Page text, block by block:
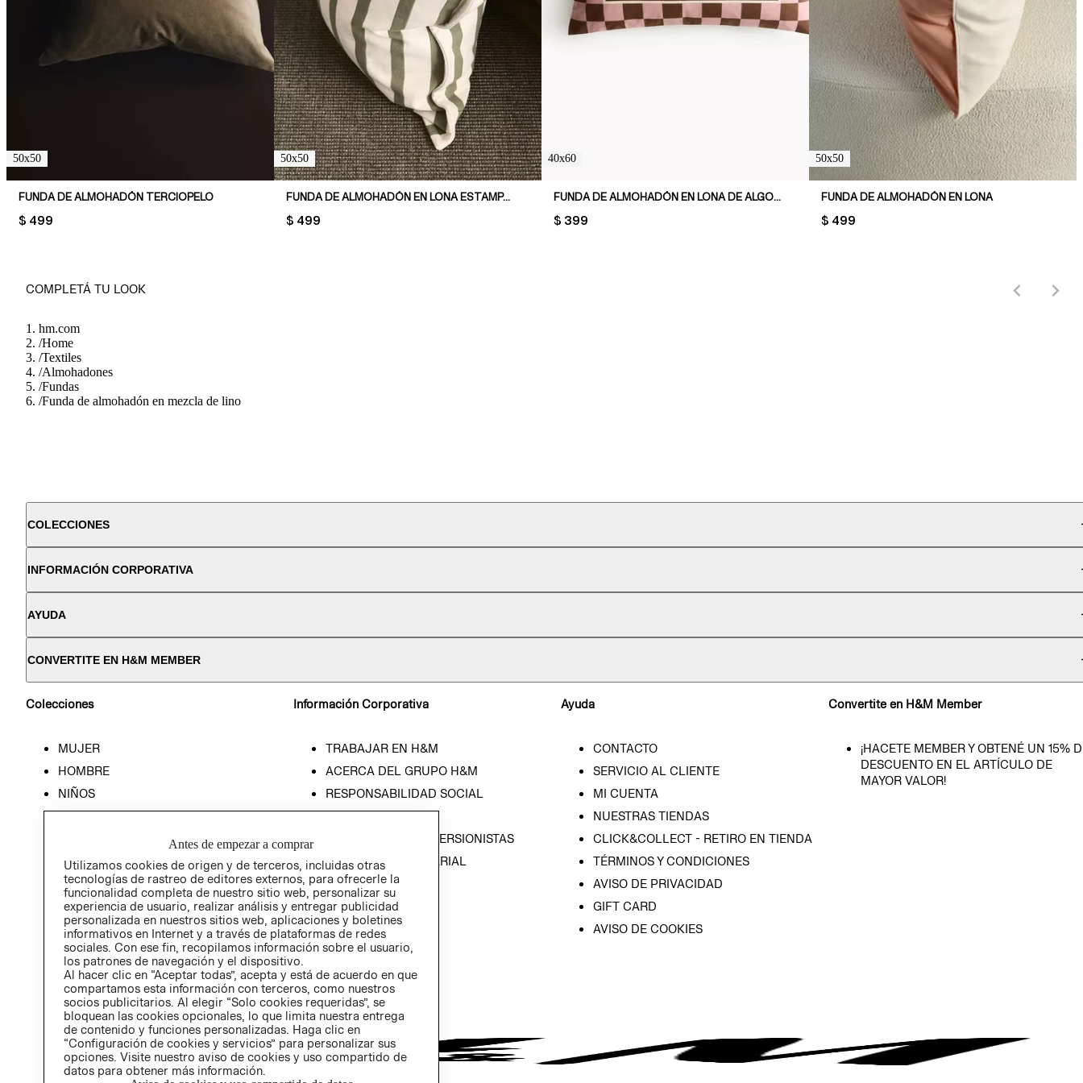
50x50
FUNDA DE ALMOHADÓN TERCIOPELO
PRICE:
$ 499
50x50
FUNDA DE ALMOHADÓN EN LONA ESTAMPADA
PRICE:
$ 499
40x60
FUNDA DE ALMOHADÓN EN LONA DE ALGODÓN
PRICE:
$ 399
50x50
FUNDA DE ALMOHADÓN EN LONA
PRICE:
$ 499
COMPLETÁ TU LOOK
hm.com
/Home
/Textiles
/Almohadones
/Fundas
/Funda de almohadón en mezcla de lino
COLECCIONES
INFORMACIÓN CORPORATIVA
AYUDA
CONVERTITE EN H&M MEMBER
Colecciones
MUJER
HOMBRE
NIÑOS
HOME
Información Corporativa
TRABAJAR EN H&M
ACERCA DEL GRUPO H&M
RESPONSABILIDAD SOCIAL
PRENSA
RELACIÓN CON INVERSIONISTAS
POLÍTICA EMPRESARIAL
Ayuda
CONTACTO
SERVICIO AL CLIENTE
MI CUENTA
NUESTRAS TIENDAS
CLICK&COLLECT - RETIRO EN TIENDA
TÉRMINOS Y CONDICIONES
AVISO DE PRIVACIDAD
GIFT CARD
AVISO DE COOKIES
Convertite en H&M Member
¡HACETE MEMBER Y OBTENÉ UN 15%
DESCUENTO EN EL ARTÍCULO DE
MAYOR VALOR!
Antes de empezar a comprar
Utilizamos cookies de origen y de terceros, incluidas otras
tecnologías de rastreo de editores externos, para ofrecerle la
funcionalidad completa de nuestro sitio web, personalizar su
experiencia de usuario, realizar análisis y entregar publicidad
personalizada en nuestros sitios web, aplicaciones y boletines
informativos en Internet y a través de plataformas de redes
sociales. Con ese fin, recopilamos información sobre el usuario,
los patrones de navegación y el dispositivo.
Al hacer clic en “Aceptar todas”, acepta y está de acuerdo en que
compartamos esta información con terceros, como nuestros
socios publicitarios. Al elegir “Solo cookies requeridas”, se
bloquean las cookies opcionales, lo que limita nuestra entrega
de contenido y funciones personalizadas. Haga clic en
“Configuración de cookies y servicios” para personalizar sus
opciones. Visite nuestro aviso de cookies y uso compartido de
datos para obtener más información.